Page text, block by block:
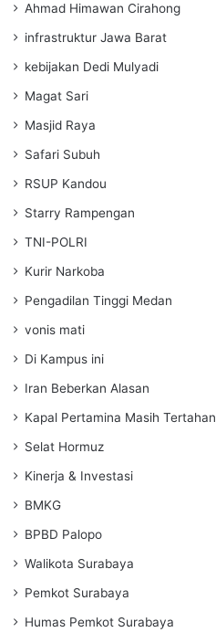
Ahmad Himawan Cirahong
infrastruktur Jawa Barat
kebijakan Dedi Mulyadi
Magat Sari
Masjid Raya
Safari Subuh
RSUP Kandou
Starry Rampengan
TNI-POLRI
Kurir Narkoba
Pengadilan Tinggi Medan
vonis mati
Di Kampus ini
Iran Beberkan Alasan
Kapal Pertamina Masih Tertahan
Selat Hormuz
Kinerja & Investasi
BMKG
BPBD Palopo
Walikota Surabaya
Pemkot Surabaya
Humas Pemkot Surabaya